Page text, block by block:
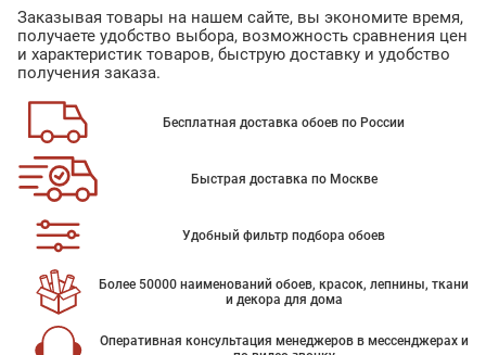
Заказывая товары на нашем сайте, вы экономите время,
получаете удобство выбора, возможность сравнения цен
и характеристик товаров, быструю доставку и удобство
получения заказа.
Бесплатная доставка обоев по России
Быстрая доставка по Москве
Удобный фильтр подбора обоев
Более 50000 наименований обоев, красок, лепнины, ткани
и декора для дома
Оперативная консультация менеджеров в мессенджерах и